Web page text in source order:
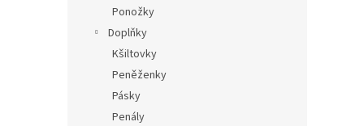
Ponožky
Doplňky
Kšiltovky
Peněženky
Pásky
Penály